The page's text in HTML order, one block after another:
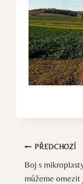
Navigace
pro
PŘEDCHOZÍ
Boj s
můžeme omezit